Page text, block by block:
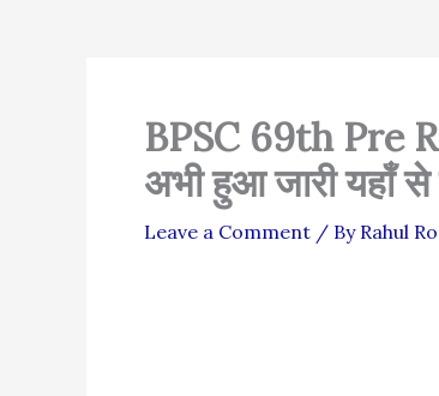
BPSC 69th Pre
अभी हुआ जारी यहाँ
Leave a Comment / By Rahul